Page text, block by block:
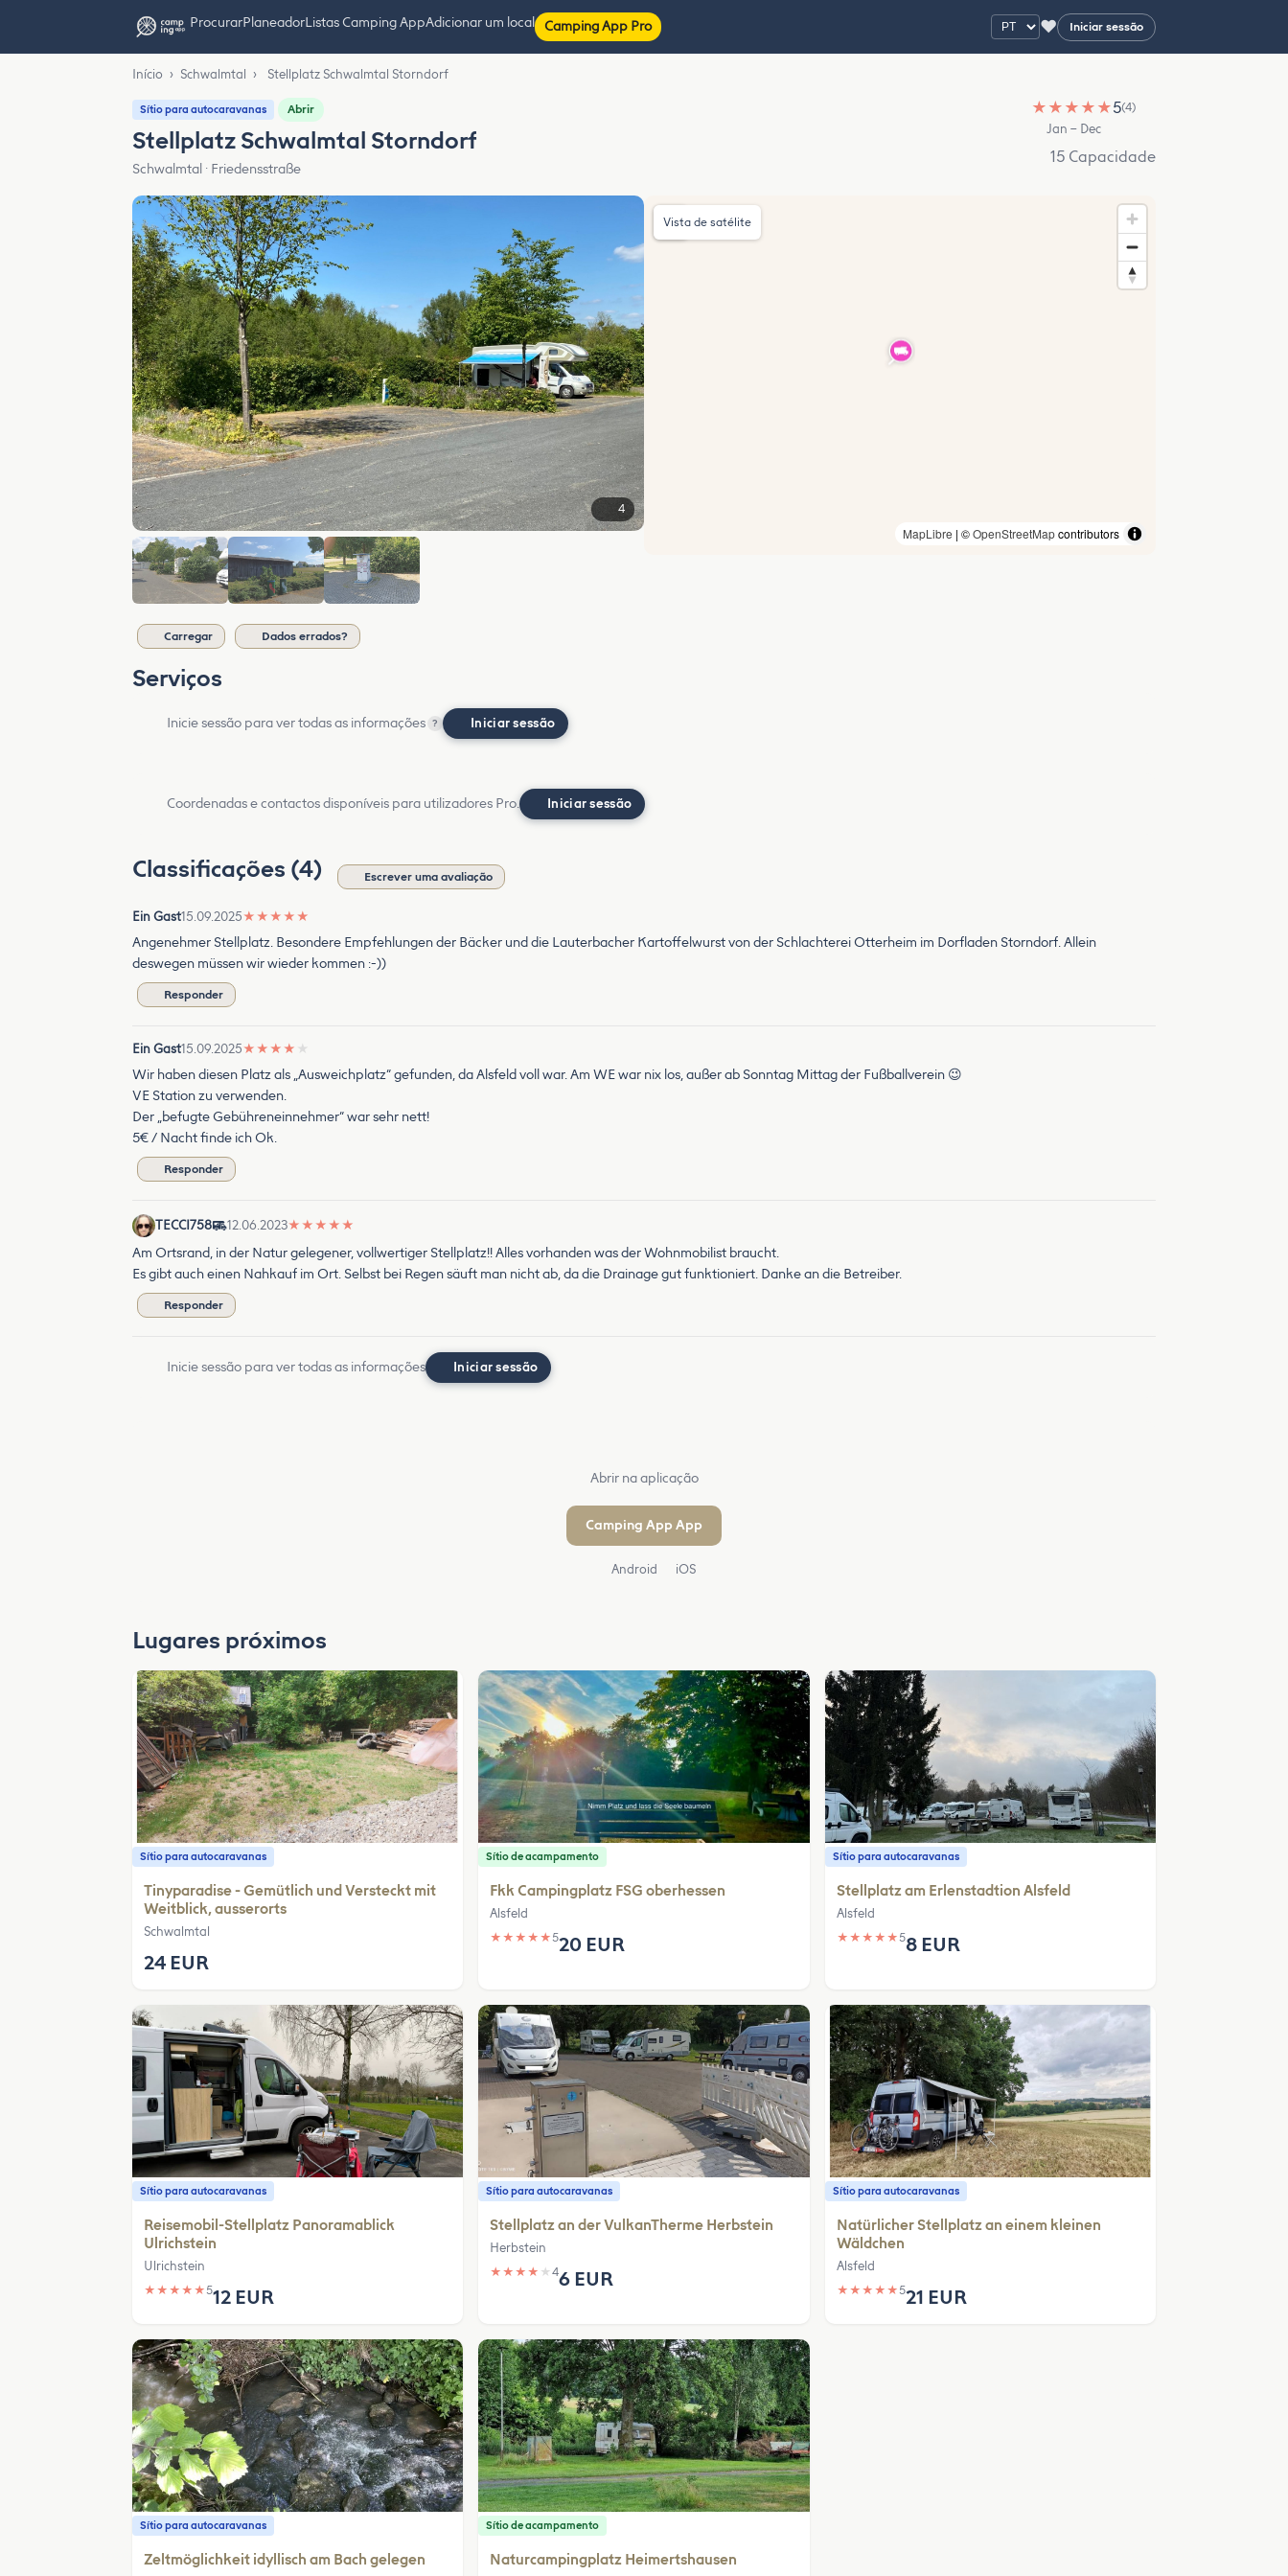
ProcurarPlaneadorListas Camping AppAdicionar um local Camping App Pro ♥ Iniciar sessão
Início › Schwalmtal › Stellplatz Schwalmtal Storndorf
Sítio para autocaravanas Abrir
Stellplatz Schwalmtal Storndorf
Schwalmtal · Friedensstraße
★ ★ ★ ★ ★5(4)
Jan – Dec
15 Capacidade
4
MapLibre | ©OpenStreetMapcontributors
Vista de satélite
Carregar Dados errados?
Serviços
Inicie sessão para ver todas as informações ? Iniciar sessão
Coordenadas e contactos disponíveis para utilizadores Pro. Iniciar sessão
Classificações (4) Escrever uma avaliação
Ein Gast15.09.2025★ ★ ★ ★ ★
Angenehmer Stellplatz. Besondere Empfehlungen der Bäcker und die Lauterbacher Kartoffelwurst von der Schlachterei Otterheim im Dorfladen Storndorf. Allein
deswegen müssen wir wieder kommen :-))
Responder
Ein Gast15.09.2025★ ★ ★ ★ ★
Wir haben diesen Platz als „Ausweichplatz“ gefunden, da Alsfeld voll war. Am WE war nix los, außer ab Sonntag Mittag der Fußballverein 😉
VE Station zu verwenden.
Der „befugte Gebühreneinnehmer“ war sehr nett!
5€ / Nacht finde ich Ok.
Responder
TECCI758 12.06.2023★ ★ ★ ★ ★
Am Ortsrand, in der Natur gelegener, vollwertiger Stellplatz!! Alles vorhanden was der Wohnmobilist braucht.
Es gibt auch einen Nahkauf im Ort. Selbst bei Regen säuft man nicht ab, da die Drainage gut funktioniert. Danke an die Betreiber.
Responder
Inicie sessão para ver todas as informações Iniciar sessão
Abrir na aplicação
Camping App App
Android iOS
Lugares próximos
Sítio para autocaravanas
Tinyparadise - Gemütlich und Versteckt mit
Weitblick, ausserorts
Schwalmtal
24 EUR
Sítio de acampamento
Fkk Campingplatz FSG oberhessen
Alsfeld
★ ★ ★ ★ ★520 EUR
Sítio para autocaravanas
Stellplatz am Erlenstadtion Alsfeld
Alsfeld
★ ★ ★ ★ ★58 EUR
Sítio para autocaravanas
Reisemobil-Stellplatz Panoramablick
Ulrichstein
Ulrichstein
★ ★ ★ ★ ★512 EUR
Sítio para autocaravanas
Stellplatz an der VulkanTherme Herbstein
Herbstein
★ ★ ★ ★ ★46 EUR
Sítio para autocaravanas
Natürlicher Stellplatz an einem kleinen
Wäldchen
Alsfeld
★ ★ ★ ★ ★521 EUR
Sítio para autocaravanas
Zeltmöglichkeit idyllisch am Bach gelegen
Sítio de acampamento
Naturcampingplatz Heimertshausen